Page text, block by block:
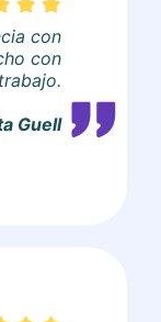
con
con
Guell